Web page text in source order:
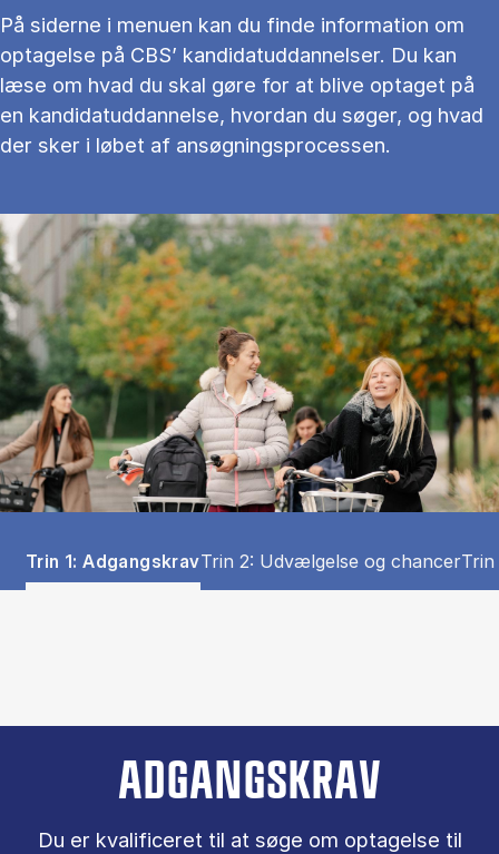
På siderne i menuen kan du finde information om
optagelse på CBS’ kandidatuddannelser. Du kan
læse om hvad du skal gøre for at blive optaget på
en kandidatuddannelse, hvordan du søger, og hvad
der sker i løbet af ansøgningsprocessen.
Tablist controls
Show panel
Trin 1: AdgangskravShow panel
Trin 2: Udvælgelse og chancerTrin
ADGANGSKRAV
Du er kva­li­fi­ce­ret til at søge om op­ta­gel­se til